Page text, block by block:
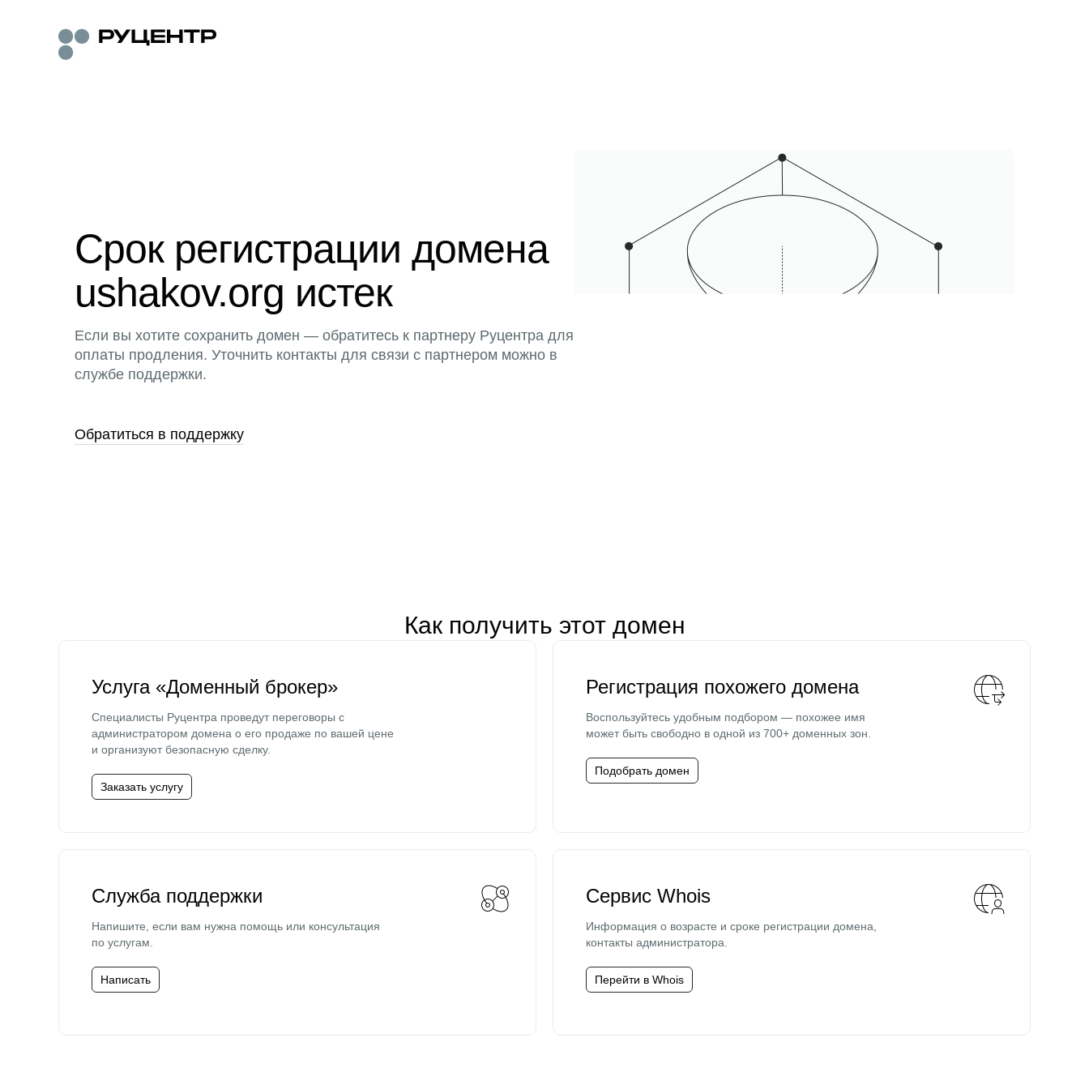
Срок регистрации домена
ushakov.org истек
Если вы хотите сохранить домен — обратитесь к партнеру Руцентра для
оплаты продления. Уточнить контакты для связи с партнером можно в
службе поддержки.
Обратиться в поддержку
Как получить этот домен
Услуга «Доменный брокер»
Специалисты Руцентра проведут переговоры с
администратором домена о его продаже по вашей цене
и организуют безопасную сделку.
Заказать услугу
Регистрация похожего домена
Воспользуйтесь удобным подбором — похожее имя
может быть свободно в одной из 700+ доменных зон.
Подобрать домен
Служба поддержки
Напишите, если вам нужна помощь или консультация
по услугам.
Написать
Сервис Whois
Информация о возрасте и сроке регистрации домена,
контакты администратора.
Перейти в Whois